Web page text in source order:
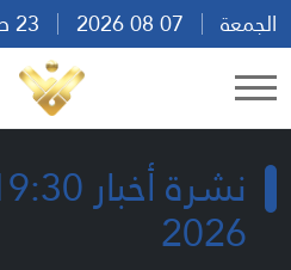
الجمعة
2026